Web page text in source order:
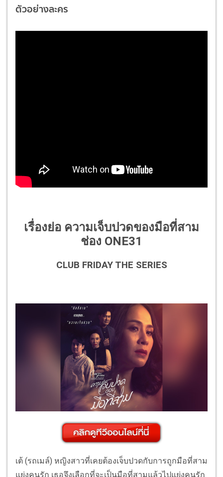
ตัวอย่างละคร
เรื่องย่อ ความเจ็บปวดของมือที่สาม
ช่อง ONE31
CLUB FRIDAY THE SERIES
เต้ (รถเมล์) หญิงสาวที่เคยต้องเจ็บปวดกับการถูกมือที่สาม
แย่งคนรัก เธอจึงเลือกที่จะเป็นมือที่สามแล้วไปแย่งคนรัก